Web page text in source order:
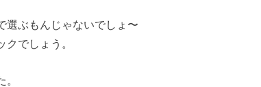
選ぶもんじゃないでしょ〜
でしょう。